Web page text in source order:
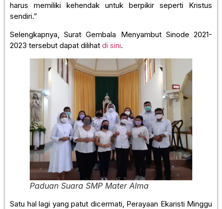
harus memiliki kehendak untuk berpikir seperti Kristus
sendiri.”
Selengkapnya, Surat Gembala Menyambut Sinode 2021-
2023 tersebut dapat dilihat di sini.
Paduan Suara SMP Mater Alma
Satu hal lagi yang patut dicermati, Perayaan Ekaristi Minggu